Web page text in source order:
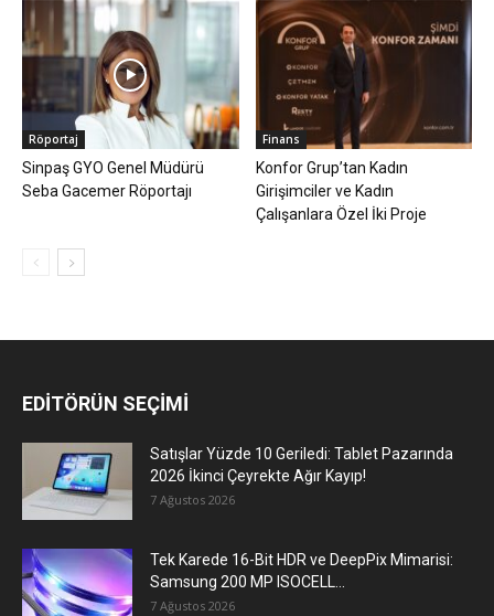
Röportaj
Sinpaş GYO Genel Müdürü
Seba Gacemer Röportajı
Finans
Konfor Grup’tan Kadın
Girişimciler ve Kadın
Çalışanlara Özel İki Proje
EDİTÖRÜN SEÇİMİ
Satışlar Yüzde 10 Geriledi: Tablet Pazarında
2026 İkinci Çeyrekte Ağır Kayıp!
7 Ağustos 2026
Tek Karede 16-Bit HDR ve DeepPix Mimarisi:
Samsung 200 MP ISOCELL...
7 Ağustos 2026